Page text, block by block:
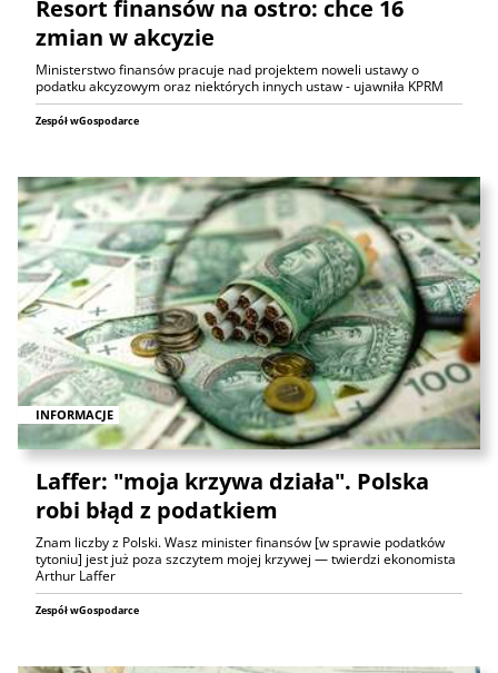
Resort finansów na ostro: chce 16
zmian w akcyzie
Ministerstwo finansów pracuje nad projektem noweli ustawy o
podatku akcyzowym oraz niektórych innych ustaw - ujawniła KPRM
Zespół wGospodarce
INFORMACJE
Laffer: "moja krzywa działa". Polska
robi błąd z podatkiem
Znam liczby z Polski. Wasz minister finansów [w sprawie podatków
tytoniu] jest już poza szczytem mojej krzywej — twierdzi ekonomista
Arthur Laffer
Zespół wGospodarce